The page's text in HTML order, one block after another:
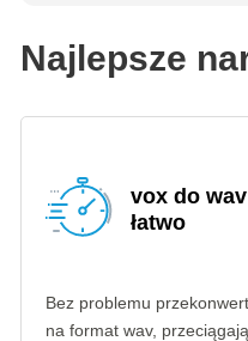
Najlepsze
vox do
łatwo
Bez problemu
na format wav,